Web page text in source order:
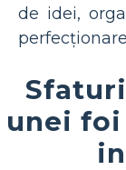
de idei,
unei